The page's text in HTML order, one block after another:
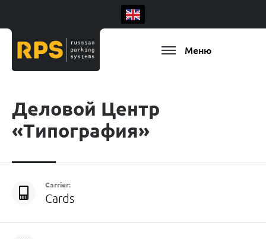
Меню
Деловой Центр
«Типография»
Carrier:
Cards